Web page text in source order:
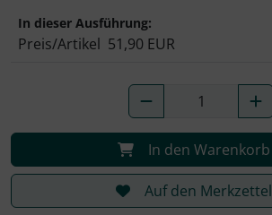
In dieser Ausführung:
Preis/Artikel 51,90 EUR
In den Warenkorb
Auf den Merkzettel